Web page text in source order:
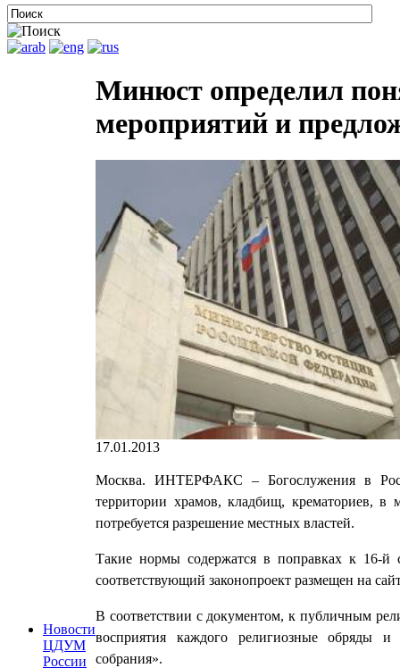
Новости
ЦДУМ
России
Минюст определил
мероприятий и
17.01.2013
Москва. ИНТЕРФАКС – Богослужения в
территории храмов, кладбищ, крематориев,
потребуется разрешение местных властей.
Такие нормы содержатся в поправках к 16-й
соответствующий законопроект размещен на
В соответствии с документом, к публичным
восприятия каждого религиозные обряды
собрания».